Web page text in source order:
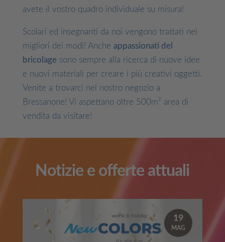
avete il vostro quadro individuale su misura!
Scolari ed insegnanti da noi vengono trattati nei
migliori dei modi! Anche appassionati del
bricolage sono sempre alla ricerca di nuove idee
e nuovi materiali per creare i più creativi oggetti.
Venite a trovarci nel nostro negozio a
Bressanone! Vi aspettano oltre 500m² area di
vendita da visitare!
Notizie e offerte attuali
19
MAG